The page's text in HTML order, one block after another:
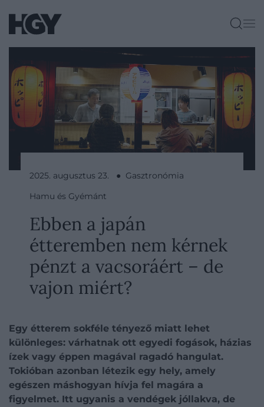
2025. augusztus 23. ● Gasztronómia
Hamu és Gyémánt
Ebben a japán
étteremben nem kérnek
pénzt a vacsoráért – de
vajon miért?
Egy étterem sokféle tényező miatt lehet
különleges: várhatnak ott egyedi fogások, házias
ízek vagy éppen magával ragadó hangulat.
Tokióban azonban létezik egy hely, amely
egészen máshogyan hívja fel magára a
figyelmet. Itt ugyanis a vendégek jóllakva, de